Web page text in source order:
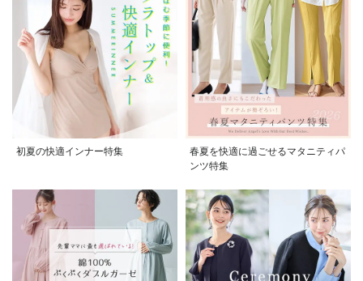
初夏の快適インナー特集
春夏を快適に過ごせるマタニティパ
ンツ特集